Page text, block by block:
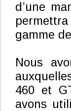
d’une
permettra
gamme
Nous
460 et
avons